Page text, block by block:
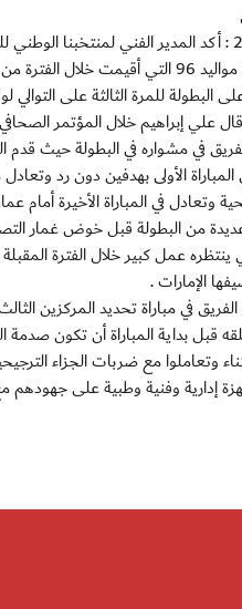
الدوحة / الثلاثاء 16 أغسطس 2011 : أكد المدير
البطولة للمرة الثالثة على
علي إبراهيم خلال المؤتمر
في مشواره في البطولة حيث
الأولى بهدفين دون رد
وتعادل في المباراة الأخيرة
من البطولة قبل خوض غمار
ينتظره عمل كبير خلال الفترة
في مباراة تحديد المركزين
قبل بداية المباراة أن تكون صدمة
وتعاملوا مع ضربات الجزاء
إدارية وفنية وطبية على جهودهم